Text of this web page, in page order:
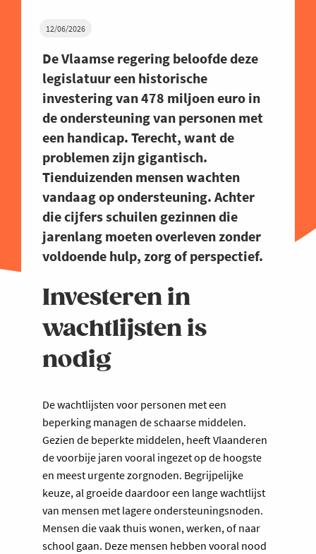
12/06/2026
De Vlaamse regering beloofde deze
legislatuur een historische
investering van 478 miljoen euro in
de ondersteuning van personen met
een handicap. Terecht, want de
problemen zijn gigantisch.
Tienduizenden mensen wachten
vandaag op ondersteuning. Achter
die cijfers schuilen gezinnen die
jarenlang moeten overleven zonder
voldoende hulp, zorg of perspectief.
Investeren in
wachtlijsten is
nodig
De wachtlijsten voor personen met een
beperking managen de schaarse middelen.
Gezien de beperkte middelen, heeft Vlaanderen
de voorbije jaren vooral ingezet op de hoogste
en meest urgente zorgnoden. Begrijpelijke
keuze, al groeide daardoor een lange wachtlijst
van mensen met lagere ondersteuningsnoden.
Mensen die vaak thuis wonen, werken, of naar
school gaan. Deze mensen hebben vooral nood